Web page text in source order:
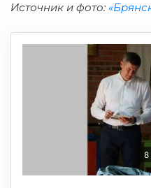
Источник и фото:
8